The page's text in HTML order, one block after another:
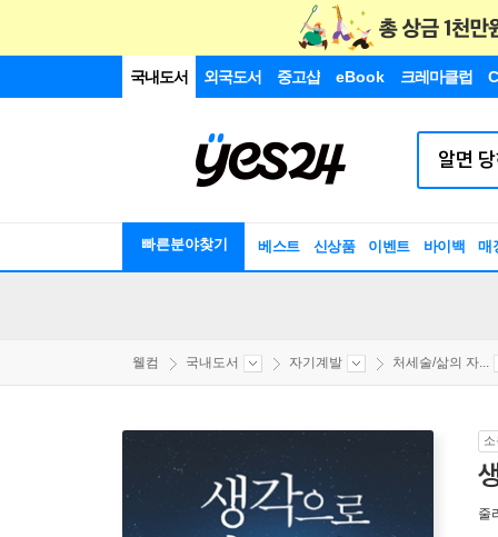
국내도서 외국도서 중고샵 eBook 크레마클럽
빠른분야찾기 베스트 신상품 이벤트 바이백 매
웰컴 국내도서 자기계발 처세술/삶의 자...
줄